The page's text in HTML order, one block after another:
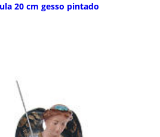
20 cm gesso pintado